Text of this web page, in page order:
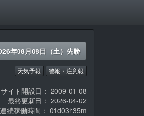
年08月08日（土）先勝
天気予報 警報・注意報
サイト開設日： 2009-01-08
最終更新日： 2026-04-02
続稼働時間： 01d03h35m